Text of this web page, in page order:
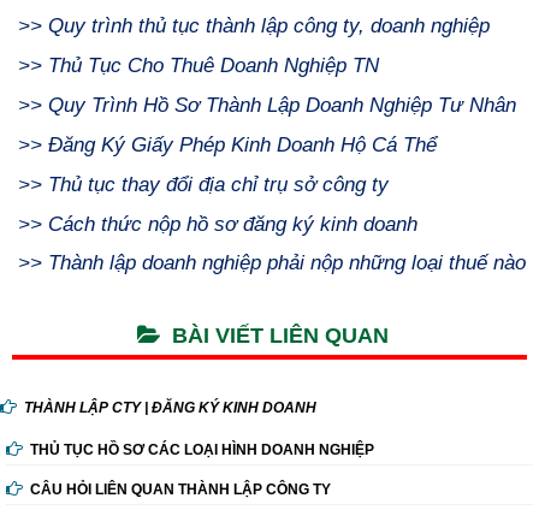
>> Quy trình thủ tục thành lập công ty, doanh nghiệp
>> Thủ Tục Cho Thuê Doanh Nghiệp TN
>> Quy Trình Hồ Sơ Thành Lập Doanh Nghiệp Tư Nhân
>> Đăng Ký Giấy Phép Kinh Doanh Hộ Cá Thể
>> Thủ tục thay đổi địa chỉ trụ sở công ty
>> Cách thức nộp hồ sơ đăng ký kinh doanh
>> Thành lập doanh nghiệp phải nộp những loại thuế nào
BÀI VIẾT LIÊN QUAN
THÀNH LẬP CTY | ĐĂNG KÝ KINH DOANH
THỦ TỤC HỒ SƠ CÁC LOẠI HÌNH DOANH NGHIỆP
CÂU HỎI LIÊN QUAN THÀNH LẬP CÔNG TY